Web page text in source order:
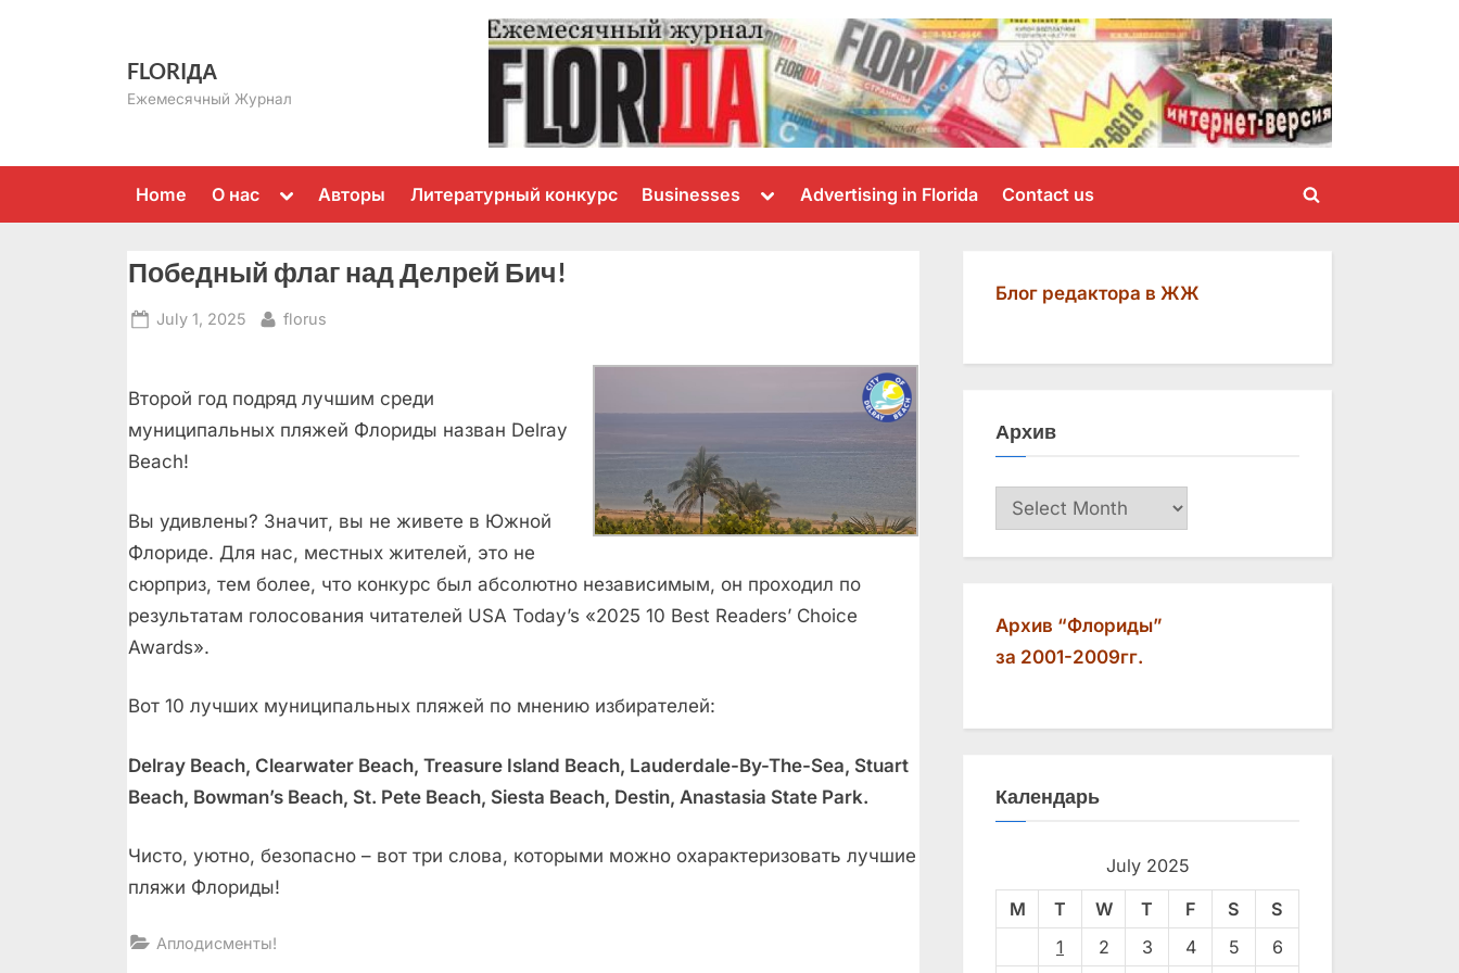
FLORIДА
Ежемесячный Журнал
Home О нас
Toggle
menu
Авторы Литературный конкурс Businesses
Toggle
menu
Advertising in Florida Contact us
Toggle
Победный флаг над Делрей Бич!
Posted
July 1, 2025 By
florus
Второй год подряд лучшим среди
муниципальных пляжей Флориды назван Delray
Beach!
Вы удивлены? Значит, вы не живете в Южной
Флориде. Для нас, местных жителей, это не
сюрприз, тем более, что конкурс был абсолютно независимым, он проходил по
результатам голосования читателей USA Today’s «2025 10 Best Readers’ Choice
Awards».
Вот 10 лучших муниципальных пляжей по мнению избирателей:
Delray Beach, Clearwater Beach, Treasure Island Beach, Lauderdale-By-The-Sea, Stuart
Beach, Bowman’s Beach, St. Pete Beach, Siesta Beach, Destin, Anastasia State Park.
Чисто, уютно, безопасно – вот три слова, которыми можно охарактеризовать лучшие
пляжи Флориды!
Аплодисменты!
Блог редактора в ЖЖ
Архив
Архив
Архив “Флориды”
за 2001-2009гг.
Календарь
July 2025
M T W T F S
S
1
2 3 4 5 6